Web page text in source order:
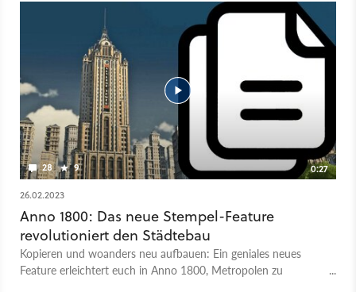
28 9
0:27
26.02.2023
Anno 1800: Das neue Stempel-Feature
revolutioniert den Städtebau
Kopieren und woanders neu aufbauen: Ein geniales neues
Feature erleichtert euch in Anno 1800, Metropolen zu